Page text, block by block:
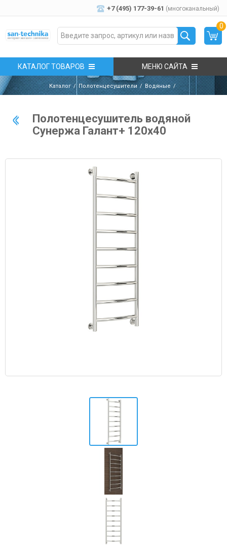
+7 (495) 177-39-61 (многоканальный)
0
КАТАЛОГ ТОВАРОВ МЕНЮ САЙТА
Каталог Полотенцесушители Водяные
Полотенцесушитель водяной
Сунержа Галант+ 120x40